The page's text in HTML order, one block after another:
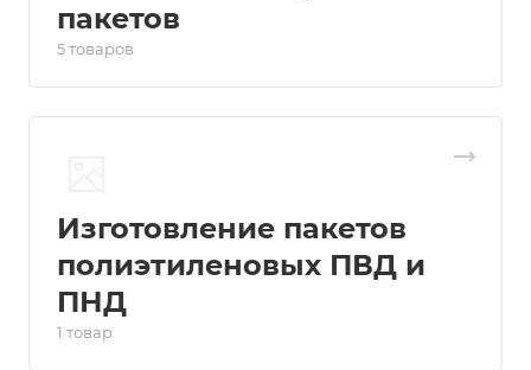
пакетов
5 товаров
Изготовление пакетов
полиэтиленовых ПВД и
ПНД
1 товар